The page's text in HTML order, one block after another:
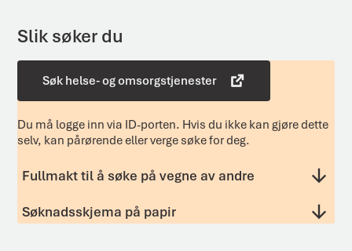
Slik søker du
Søk helse- og omsorgstjenester
Du må logge inn via ID-porten. Hvis du ikke kan gjøre dette
selv, kan pårørende eller verge søke for deg.
Fullmakt til å søke på vegne av andre
Søknadsskjema på papir